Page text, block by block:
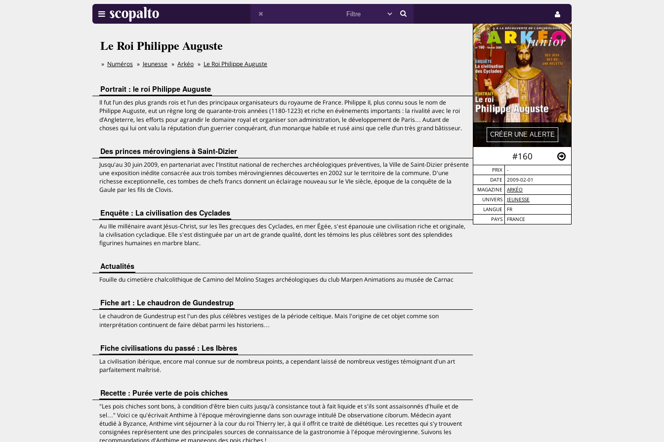
#160
PRIX
-
DATE
2009-02-01
MAGAZINE
ARKÉO
UNIVERS
JEUNESSE
LANGUE
FR
PAYS
FRANCE
Le Roi Philippe Auguste
Numéros Jeunesse Arkéo Le Roi Philippe Auguste
Portrait : le roi Philippe Auguste
Il fut l’un des plus grands rois et l’un des principaux organisateurs du royaume de France. Philippe II, plus connu sous le nom de
Philippe Auguste, eut un règne long de quarante-trois années (1180-1223) et riche en évènements importants : la rivalité avec le roi
d’Angleterre, les efforts pour agrandir le domaine royal et organiser son administration, le développement de Paris… Autant de
choses qui lui ont valu la réputation d’un guerrier conquérant, d’un monarque habile et rusé ainsi que celle d’un très grand bâtisseur.
Des princes mérovingiens à Saint-Dizier
Jusqu'au 30 juin 2009, en partenariat avec l'Institut national de recherches archéologiques préventives, la Ville de Saint-Dizier présente
une exposition inédite consacrée aux trois tombes mérovingiennes découvertes en 2002 sur le territoire de la commune. D'une
richesse exceptionnelle, ces tombes de chefs francs donnent un éclairage nouveau sur le VIe siècle, époque de la conquête de la
Gaule par les fils de Clovis.
Enquête : La civilisation des Cyclades
Au IIIe millénaire avant Jésus-Christ, sur les îles grecques des Cyclades, en mer Égée, s'est épanouie une civilisation riche et originale,
la civilisation cycladique. Elle s'est distinguée par un art de grande qualité, dont les témoins les plus célèbres sont des splendides
figurines humaines en marbre blanc.
Actualités
Fouille du cimetière chalcolithique de Camino del Molino Stages archéologiques du club Marpen Animations au musée de Carnac
Fiche art : Le chaudron de Gundestrup
Le chaudron de Gundestrup est l'un des plus célèbres vestiges de la période celtique. Mais l'origine de cet objet comme son
interprétation continuent de faire débat parmi les historiens…
Fiche civilisations du passé : Les Ibères
La civilisation ibérique, encore mal connue sur de nombreux points, a cependant laissé de nombreux vestiges témoignant d'un art
parfaitement maîtrisé.
Recette : Purée verte de pois chiches
"Les pois chiches sont bons, à condition d'être bien cuits jusqu'à consistance tout à fait liquide et s'ils sont assaisonnés d'huile et de
sel…" Voici ce qu'écrivait Anthime à l'époque mérovingienne dans son ouvrage intitulé De observatione ciborum. Médecin ayant
étudié à Byzance, Anthime vint séjourner à la cour du roi Thierry Ier, à qui il offrit ce traité de diététique. Les recettes qui s'y trouvent
consignées représentent une des principales sources de connaissance de la gastronomie à l'époque mérovingienne. Suivons les
recommandations d'Anthime et mangeons des pois chiches !